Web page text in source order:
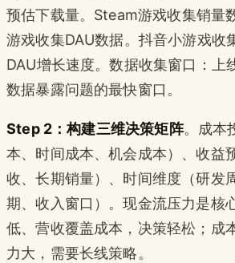
预估下载量。Steam游戏收集销量
游戏收集DAU数据。抖音小游戏收
DAU增长速度。数据收集窗口：上
数据暴露问题的最快窗口。
Step 2：构建三维决策矩阵。成本
本、时间成本、机会成本）、收益
收、长期销量）、时间维度（研发
期、收入窗口）。现金流压力是
低、营收覆盖成本，决策轻松；成
力大，需要长线策略。